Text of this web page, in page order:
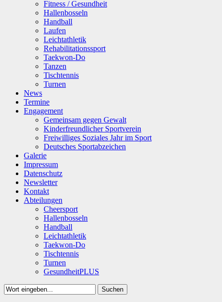
Fitness / Gesundheit
Hallenbosseln
Handball
Laufen
Leichtathletik
Rehabilitationssport
Taekwon-Do
Tanzen
Tischtennis
Turnen
News
Termine
Engagement
Gemeinsam gegen Gewalt
Kinderfreundlicher Sportverein
Freiwilliges Soziales Jahr im Sport
Deutsches Sportabzeichen
Galerie
Impressum
Datenschutz
Newsletter
Kontakt
Abteilungen
Cheersport
Hallenbosseln
Handball
Leichtathletik
Taekwon-Do
Tischtennis
Turnen
GesundheitPLUS
Suchen